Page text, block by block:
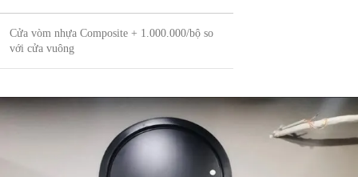
Cửa vòm nhựa Composite + 1.000.000/bộ so
với cửa vuông